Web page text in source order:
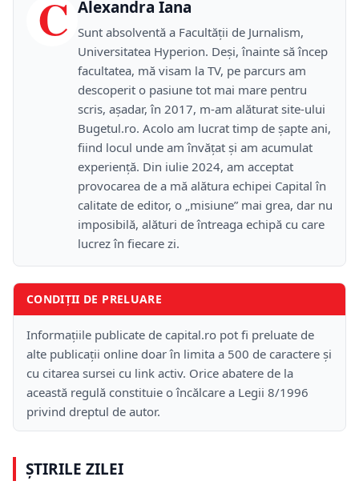
C Alexandra Iana
Sunt absolventă a Facultății de Jurnalism,
Universitatea Hyperion. Deși, înainte să încep
facultatea, mă visam la TV, pe parcurs am
descoperit o pasiune tot mai mare pentru
scris, așadar, în 2017, m-am alăturat site-ului
Bugetul.ro. Acolo am lucrat timp de șapte ani,
fiind locul unde am învățat și am acumulat
experiență. Din iulie 2024, am acceptat
provocarea de a mă alătura echipei Capital în
calitate de editor, o „misiune” mai grea, dar nu
imposibilă, alături de întreaga echipă cu care
lucrez în fiecare zi.
CONDIȚII DE PRELUARE
Informațiile publicate de capital.ro pot fi preluate de
alte publicații online doar în limita a 500 de caractere și
cu citarea sursei cu link activ. Orice abatere de la
această regulă constituie o încălcare a Legii 8/1996
privind dreptul de autor.
ȘTIRILE ZILEI